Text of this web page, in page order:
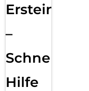
–
Schnelle
Hilfe